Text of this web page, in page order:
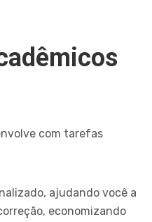
com tarefas
ajudando você a
economizando